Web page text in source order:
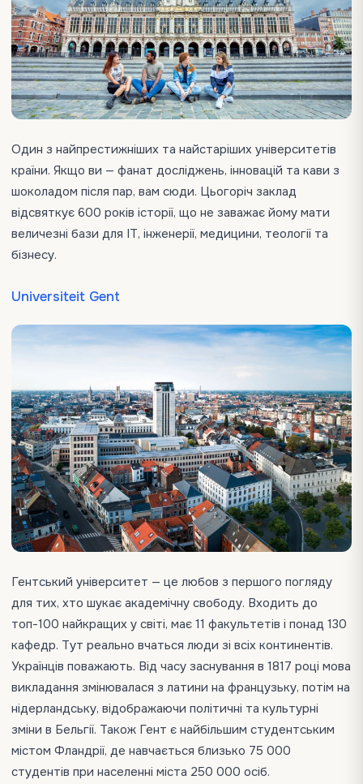
Один з найпрестижніших та найстаріших університетів
країни. Якщо ви — фанат досліджень, інновацій та кави з
шоколадом після пар, вам сюди. Цьогоріч заклад
відсвяткує 600 років історії, що не заважає йому мати
величезні бази для ІТ, інженерії, медицини, теології та
бізнесу.
Universiteit Gent
Гентський університет — це любов з першого погляду
для тих, хто шукає академічну свободу. Входить до
топ-100 найкращих у світі, має 11 факультетів і понад 130
кафедр. Тут реально вчаться люди зі всіх континентів.
Українців поважають. Від часу заснування в 1817 році мова
викладання змінювалася з латини на французьку, потім на
нідерландську, відображаючи політичні та культурні
зміни в Бельгії. Також Гент є найбільшим студентським
містом Фландрії, де навчається близько 75 000
студентів при населенні міста 250 000 осіб.